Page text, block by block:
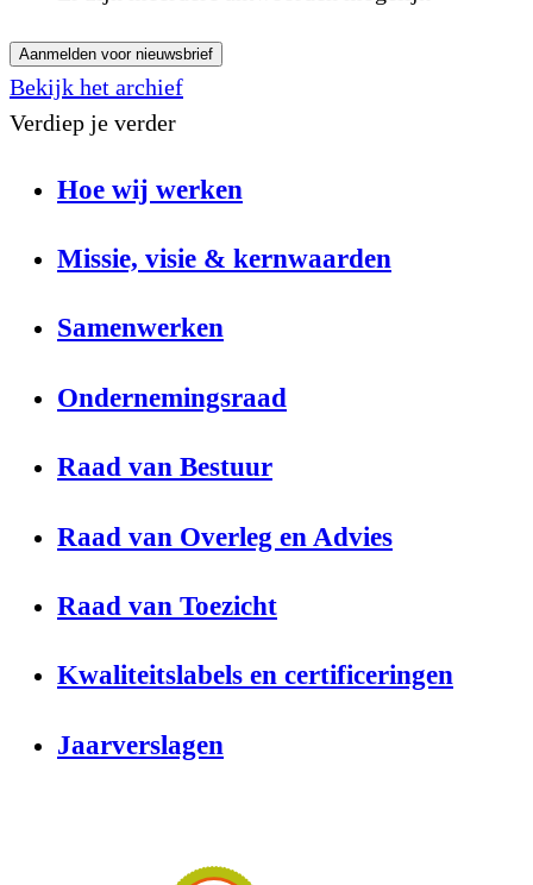
Aanmelden voor nieuwsbrief
Bekijk het archief
Verdiep je verder
Hoe wij werken
Missie, visie & kernwaarden
Samenwerken
Ondernemingsraad
Raad van Bestuur
Raad van Overleg en Advies
Raad van Toezicht
Kwaliteitslabels en certificeringen
Jaarverslagen